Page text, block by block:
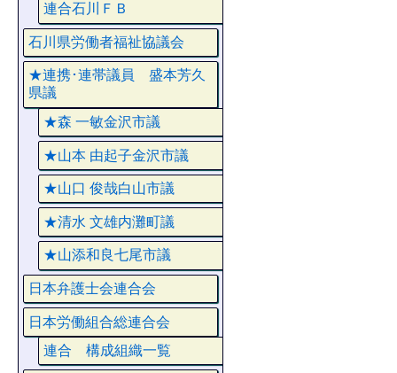
連合石川ＦＢ
石川県労働者福祉協議会
★連携･連帯議員 盛本芳久
県議
★森 一敏金沢市議
★山本 由起子金沢市議
★山口 俊哉白山市議
★清水 文雄内灘町議
★山添和良七尾市議
日本弁護士会連合会
日本労働組合総連合会
連合 構成組織一覧